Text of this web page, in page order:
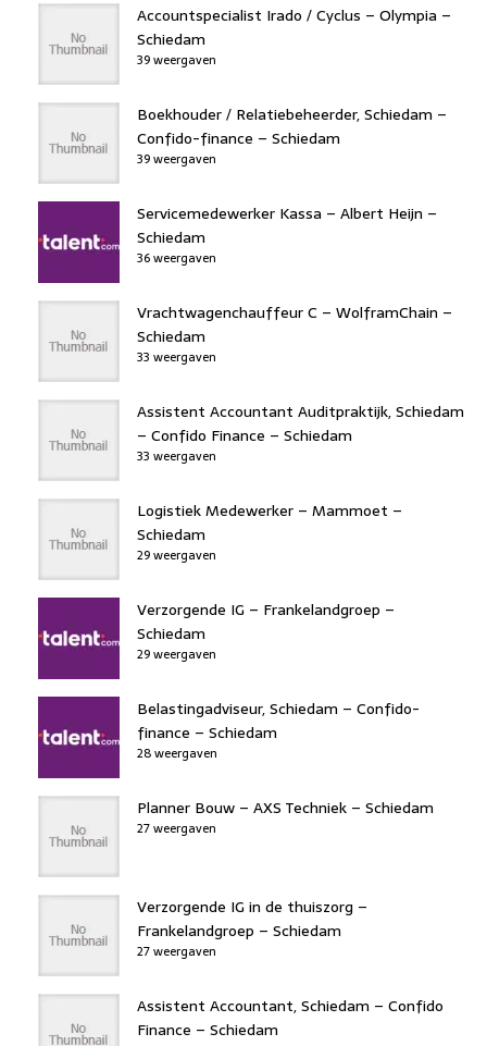
Accountspecialist Irado / Cyclus – Olympia –
Schiedam
39 weergaven
Boekhouder / Relatiebeheerder, Schiedam –
Confido-finance – Schiedam
39 weergaven
Servicemedewerker Kassa – Albert Heijn –
Schiedam
36 weergaven
Vrachtwagenchauffeur C – WolframChain –
Schiedam
33 weergaven
Assistent Accountant Auditpraktijk, Schiedam
– Confido Finance – Schiedam
33 weergaven
Logistiek Medewerker – Mammoet –
Schiedam
29 weergaven
Verzorgende IG – Frankelandgroep –
Schiedam
29 weergaven
Belastingadviseur, Schiedam – Confido-
finance – Schiedam
28 weergaven
Planner Bouw – AXS Techniek – Schiedam
27 weergaven
Verzorgende IG in de thuiszorg –
Frankelandgroep – Schiedam
27 weergaven
Assistent Accountant, Schiedam – Confido
Finance – Schiedam